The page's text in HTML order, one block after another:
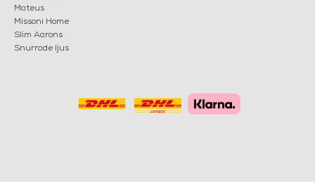
Mateus
Missoni Home
Slim Aarons
Snurrade ljus